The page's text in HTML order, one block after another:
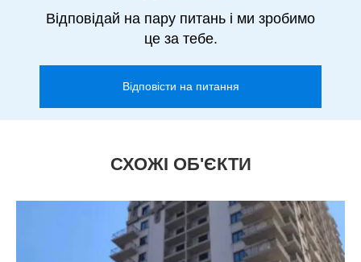
Відповідай на пару питань і ми зробимо
це за тебе.
Відповісти на питання
СХОЖІ ОБ'ЄКТИ